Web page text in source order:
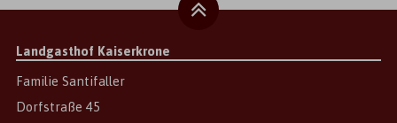
Landgasthof Kaiserkrone
Familie Santifaller
Dorfstraße 45